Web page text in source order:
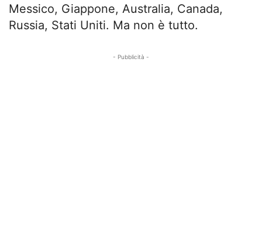
Messico, Giappone, Australia, Canada,
Russia, Stati Uniti. Ma non è tutto.
- Pubblicità -